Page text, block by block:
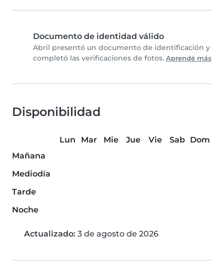
Documento de identidad válido
Abril presentó un documento de identificación y
completó las verificaciones de fotos. Aprendé más
Disponibilidad
Lun Mar Mie Jue Vie Sab
Dom
Mañana
Mediodía
Tarde
Noche
Actualizado: 3 de agosto de 2026